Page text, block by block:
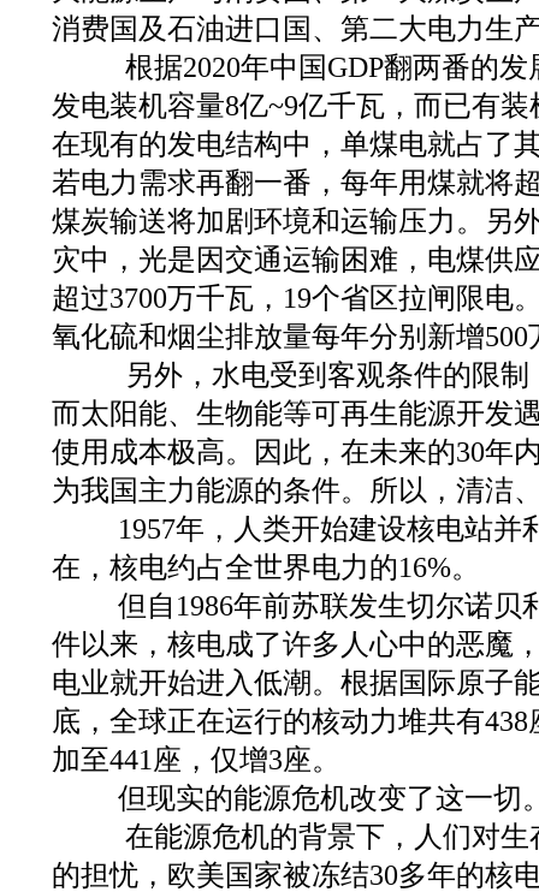
消费国及石油进口国、第二大电力生
根据2020年中国GDP翻两番的发
发电装机容量8亿~9亿千瓦，而已有
在现有的发电结构中，单煤电就占了
若电力需求再翻一番，每年用煤就将
煤炭输送将加剧环境和运输压力。另
灾中，光是因交通运输困难，电煤供
超过3700万千瓦，19个省区拉闸限电
氧化硫和烟尘排放量每年分别新增500
另外，水电受到客观条件的限制
而太阳能、生物能等可再生能源开发
使用成本极高。因此，在未来的30年
为我国主力能源的条件。所以，清洁
1957年，人类开始建设核电站并
在，核电约占全世界电力的16%。
但自1986年前苏联发生切尔诺贝
件以来，核电成了许多人心中的恶魔
电业就开始进入低潮。根据国际原子
底，全球正在运行的核动力堆共有
加至441座，仅增3座。
但现实的能源危机改变了这一切
在能源危机的背景下，人们对生
的担忧，欧美国家被冻结30多年的核